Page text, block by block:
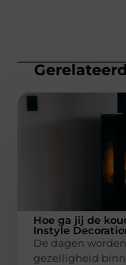
Hoe ga jij de
Instyle
De dagen
gezelligheid